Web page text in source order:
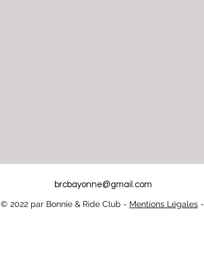
brcbayonne@gmail.com
© 2022 par Bonnie & Ride Club - Mentions Légales-